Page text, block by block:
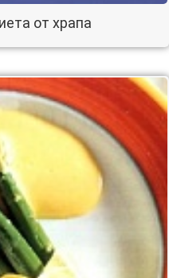
от храпа